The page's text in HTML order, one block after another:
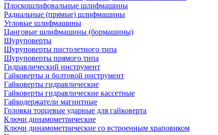
Плоскошлифовальные шлифмашины
Радиальные (прямые) шлифмашины
Угловые шлифмашины
Цанговые шлифмашины (бормашины)
Шуруповерты
Шуруповерты пистолетного типа
Шуруповерты прямого типа
Гидравлический инструмент
Гайковерты и болтовой инструмент
Гайковерты гидравлические
Гайковерты гидравлические кассетные
Гайкодержатели магнитные
Головки торцевые ударные для гайковерта
Ключи динамометрические
Ключи динамометрические со встроенным храповиком